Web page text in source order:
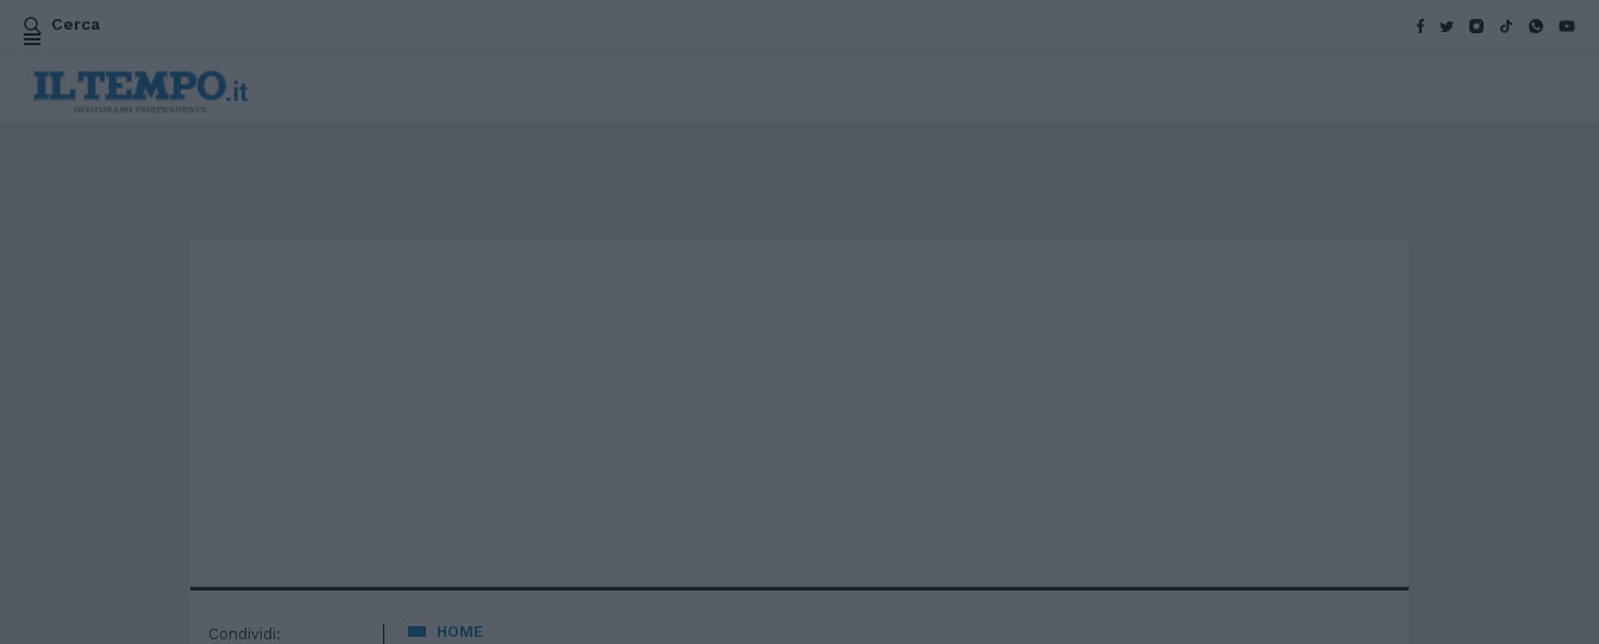
Cerca
HOME
Condividi: